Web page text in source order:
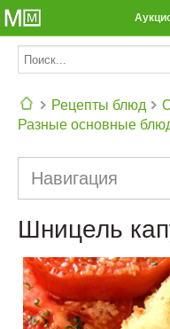
Рецепты блюд
Разные основные
Навигация
Шницель